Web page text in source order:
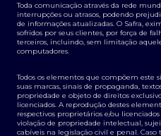
Termos e Condições para
Toda comunicação através da rede
interrupções ou atrasos, podendo
de informações atualizadas. O Safra,
sofridos por seus clientes, por força de
terceiros, incluindo, sem limitação
computadores.
Todos os elementos que compõem este
suas marcas, sinais de propaganda,
propriedade e objeto de direitos
licenciados. A reprodução destes
respectivos proprietários e/ou
violação de propriedade intelectual,
cabíveis na legislação civil e penal.